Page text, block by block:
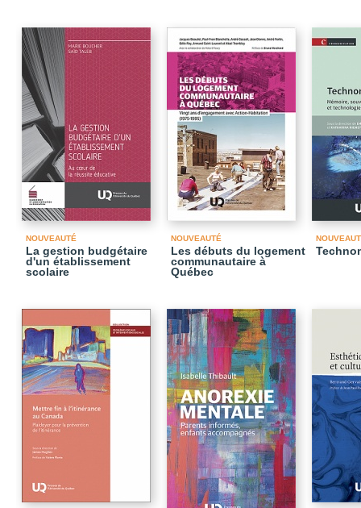
NOUVEAUTÉ
La gestion budgétaire
d'un établissement
scolaire
NOUVEAUTÉ
Les débuts du logement
communautaire à
Québec